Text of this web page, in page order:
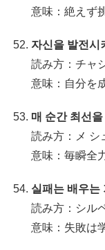
意味：絶えず
자신을 발전시
読み方：チャ
意味：自分を
매 순간 최선
読み方：メ シ
意味：毎瞬全
실패는 배우는
読み方：シル
意味：失敗は